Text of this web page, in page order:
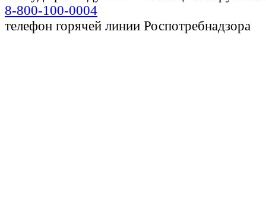
8-800-100-0004
телефон горячей линии Роспотребнадзора